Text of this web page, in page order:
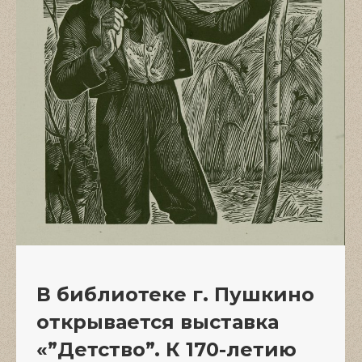
В библиотеке г. Пушкино
открывается выставка
«”Детство”. К 170-летию